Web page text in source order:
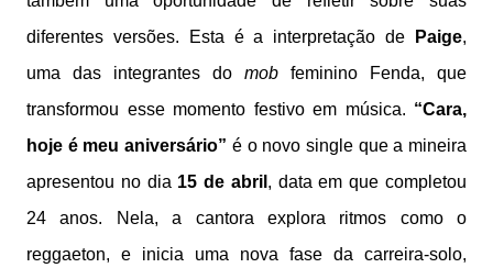
diferentes versões. Esta é a interpretação de
Paige,
uma das integrantes do mob feminino Fenda, que
transformou esse momento festivo em música. “Cara,
hoje é meu aniversário” é o novo single que a mineira
apresentou no dia 15 de abril , data em que completou
24 anos. Nela, a cantora explora ritmos como o
reggaeton, e inicia uma nova fase da carreira-solo,